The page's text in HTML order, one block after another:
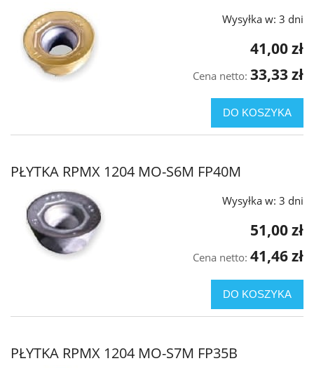
Wysyłka w: 3 dni
41,00 zł
Cena netto: 33,33 zł
DO KOSZYKA
PŁYTKA RPMX 1204 MO-S6M FP40M
Wysyłka w: 3 dni
51,00 zł
Cena netto: 41,46 zł
DO KOSZYKA
PŁYTKA RPMX 1204 MO-S7M FP35B